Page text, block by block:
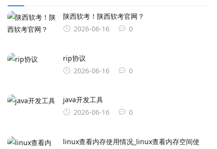
陕西软考！陕西软考官网？
2026-06-16
0
rip协议
2026-06-16
0
java开发工具
2026-06-16
0
linux查看内存使用情况_linux查看内存空间使